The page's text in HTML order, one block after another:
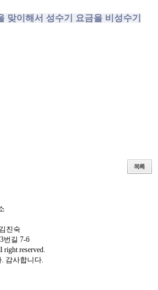
맞이해서 성수기 요금을 비성수기
진숙
번길 7-6
reserved.
감사합니다.